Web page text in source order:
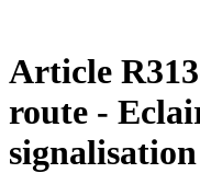
Article
route -
signalisation